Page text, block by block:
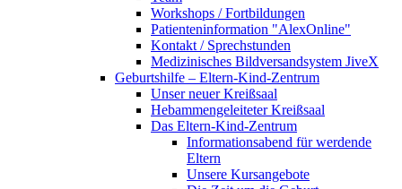
Workshops / Fortbildungen
Patienteninformation "AlexOnline"
Kontakt / Sprechstunden
Medizinisches Bildversandsystem JiveX
Geburtshilfe – Eltern-Kind-Zentrum
Unser neuer Kreißsaal
Hebammengeleiteter Kreißsaal
Das Eltern-Kind-Zentrum
Informationsabend für werdende
Eltern
Unsere Kursangebote